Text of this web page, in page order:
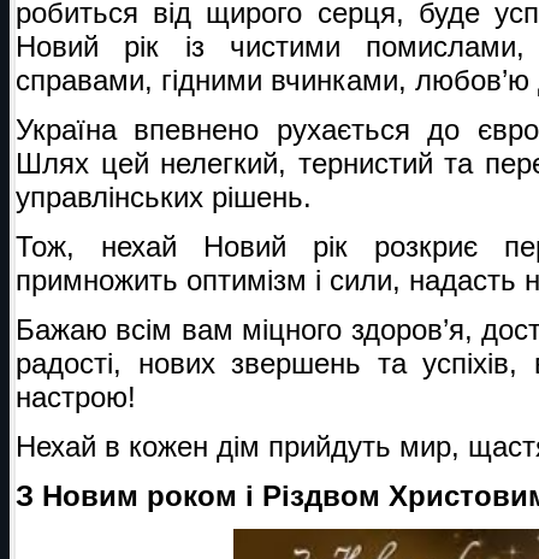
робиться від щирого серця, буде
Новий рік із чистими
справами, гідними вчинками, любов’ю
Україна впевнено рухається до
Шлях цей нелегкий, тернистий та
управлінських рішень.
Тож, нехай Новий рік розкриє
примножить оптимізм і сили, надасть
Бажаю всім вам міцного здоров’я,
радості, нових звершень та успіхів,
настрою!
Нехай в кожен дім прийдуть мир,
З Новим роком і Різдвом